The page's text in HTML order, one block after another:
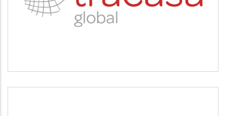
Servicios tecnológicos y modernización